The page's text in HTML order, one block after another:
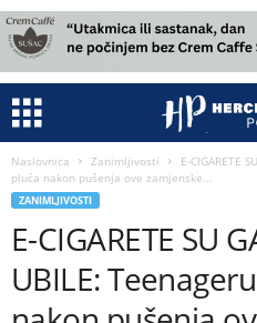
Naslovnica Zanimljivosti
E-CIGARETE
pluća nakon pušenja ove zamjenske...
ZANIMLJIVOSTI
E-CIGARETE SU
UBILE: